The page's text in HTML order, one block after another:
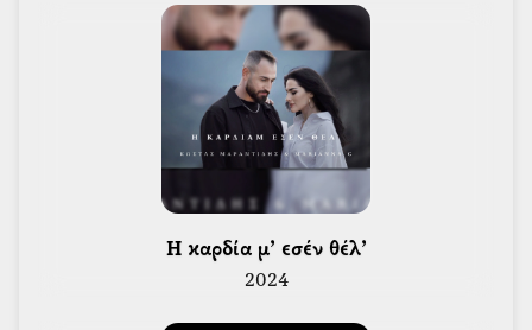
Η καρδία μ’ εσέν θέλ’
2024